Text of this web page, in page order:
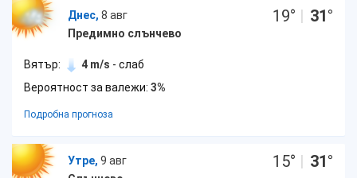
Днес, 8 авг
Предимно слънчево
19° | 31°
Вятър: 4 m/s - слаб
Вероятност за валежи: 3%
Подробна прогноза
Утре, 9 авг
15° | 31°